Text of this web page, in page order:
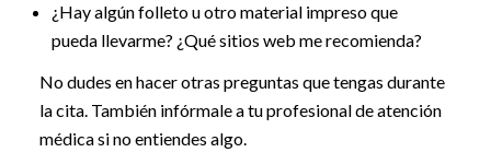
¿Hay algún folleto u otro material impreso que
pueda llevarme? ¿Qué sitios web me recomienda?
No dudes en hacer otras preguntas que tengas durante
la cita. También infórmale a tu profesional de atención
médica si no entiendes algo.